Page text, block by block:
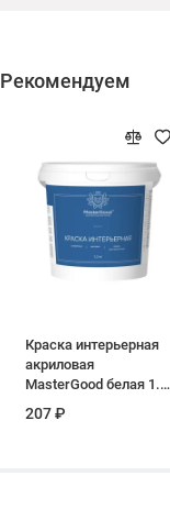
Рекомендуем
Краска интерьерная
акриловая
MasterGood белая 1.2
207 ₽